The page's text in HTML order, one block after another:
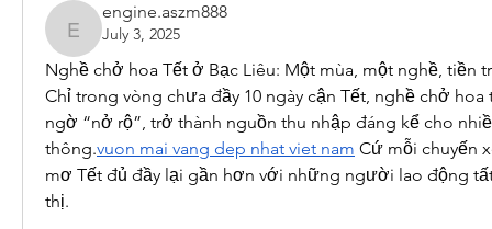
engine.aszm888
engine.aszm888
July 3, 2025
Nghề chở hoa Tết ở Bạc Liêu: Một mùa, một nghề, tiền
Chỉ trong vòng chưa đầy 10 ngày cận Tết, nghề chở
ngờ “nở rộ”, trở thành nguồn thu nhập đáng kể cho
thông.vuon mai vang dep nhat viet nam Cứ mỗi chuyến
mơ Tết đủ đầy lại gần hơn với những người lao động
thị.